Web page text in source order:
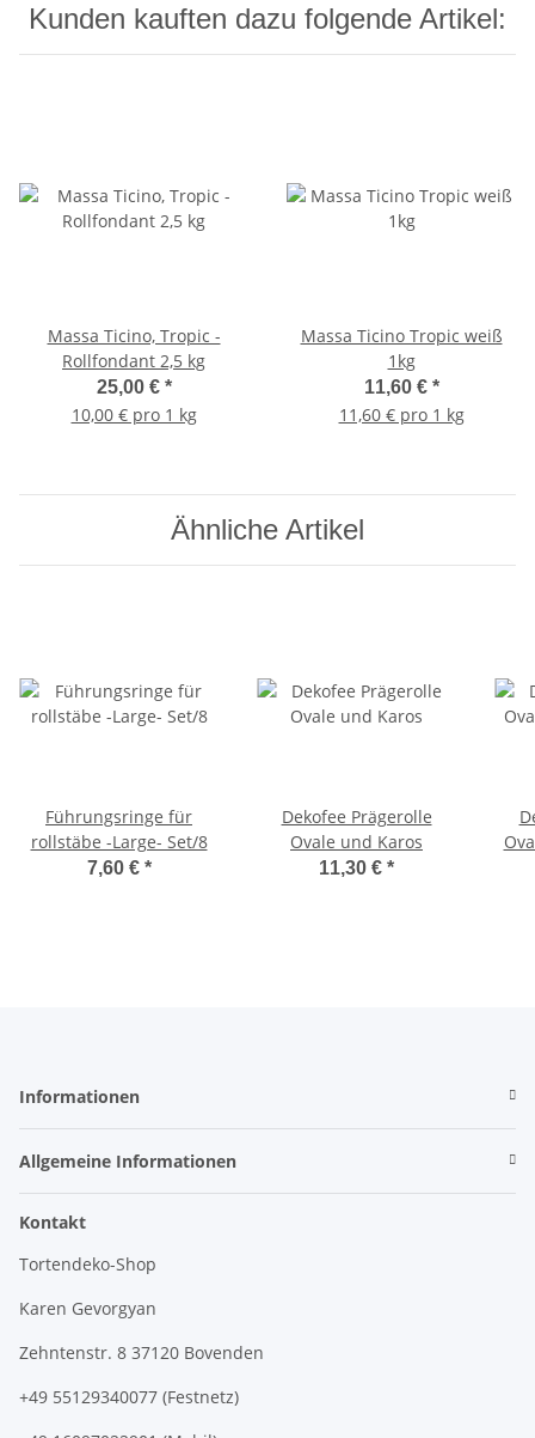
Kunden kauften dazu folgende Artikel:
Massa Ticino, Tropic -
Rollfondant 2,5 kg
25,00 € *
10,00 € pro 1 kg
Massa Ticino Tropic weiß
1kg
11,60 € *
11,60 € pro 1 kg
Ähnliche Artikel
Führungsringe für
rollstäbe -Large- Set/8
7,60 € *
Dekofee Prägerolle
Ovale und Karos
11,30 € *
Informationen
Allgemeine Informationen
Kontakt
Tortendeko-Shop
Karen Gevorgyan
Zehntenstr. 8 37120 Bovenden
+49 55129340077 (Festnetz)